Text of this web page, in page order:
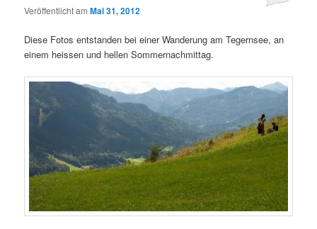
Veröffentlicht amMai 31, 2012
Diese Fotos entstanden bei einer Wanderung am Tegernsee, an
einem heissen und hellen Sommernachmittag.